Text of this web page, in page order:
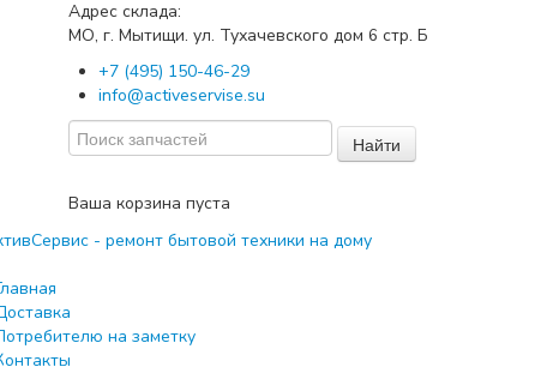
Адрес склада:
МО, г. Мытищи. ул. Тухачевского дом 6 стр. Б
+7 (495) 150-46-29
info@activeservise.su
Найти
Ваша корзина пуста
на заметку